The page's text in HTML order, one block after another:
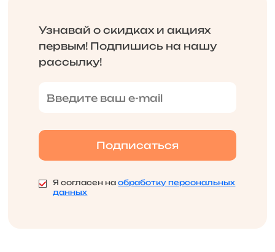
Узнавай о скидках и акциях
первым! Подпишись на нашу
рассылку!
Я согласен наобработку персональных
данных